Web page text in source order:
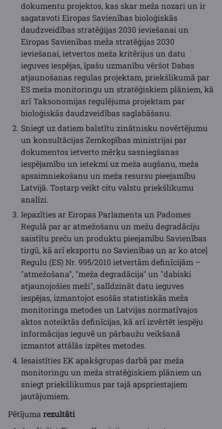
dokumentu projektos, kas skar meža nozari un ir
sagatavoti Eiropas Savienības bioloģiskās
daudzveidības stratēģijas 2030 ieviešanai un
Eiropas Savienības meža stratēģijas 2030
ieviešanai, ietvertos meža kritērijus un datu
ieguves iespējas, īpašu uzmanību vēršot Dabas
atjaunošanas regulas projektam, priekšlikumā par
ES meža monitoringu un stratēģiskiem plāniem, kā
arī Taksonomijas regulējuma projektam par
bioloģiskās daudzveidības saglabāšanu.
Sniegt uz datiem balstītu zinātnisku novērtējumu
un konsultācijas Zemkopības ministrijai par
dokumentos ietverto mērķu sasniegšanas
iespējamību un ietekmi uz meža augšanu, meža
apsaimniekošanu un meža resursu pieejamību
Latvijā. Tostarp veikt citu valstu priekšlikumu
analīzi.
Iepazīties ar Eiropas Parlamenta un Padomes
Regulā par ar atmežošanu un mežu degradāciju
saistītu preču un produktu pieejamību Savienības
tirgū, kā arī eksportu no Savienības un ar ko atceļ
Regulu (ES) Nr. 995/2010 ietvertām definīcijām –
"atmežošana", "meža degradācija" un "dabiski
atjaunojošies meži", salīdzināt datu ieguves
iespējas, izmantojot esošās statistiskās meža
monitoringa metodes un Latvijas normatīvajos
aktos noteiktās definīcijas, kā arī izvērtēt iespēju
informācijas ieguvē un pārbaužu veikšanā
izmantot attālās izpētes metodes.
Iesaistīties EK apakšgrupas darbā par meža
monitoringu un meža stratēģiskiem plāniem un
sniegt priekšlikumus par tajā apspriestajiem
jautājumiem.
Pētījuma rezultāti